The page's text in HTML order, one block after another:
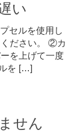
い
セルを使用し
ださい。 ②カ
を上げて一度
を […]
せん